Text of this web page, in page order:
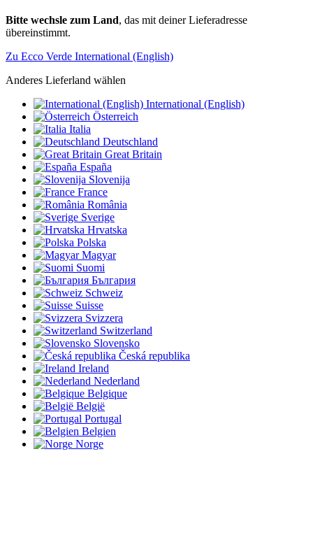
Bitte wechsle zum Land, das mit deiner Lieferadresse
übereinstimmt.
Zu Ecco Verde International (English)
Anderes Lieferland wählen
International (English)
Österreich
Italia
Deutschland
Great Britain
España
Slovenija
France
România
Sverige
Hrvatska
Polska
Magyar
Suomi
България
Schweiz
Suisse
Svizzera
Switzerland
Slovensko
Česká republika
Ireland
Nederland
Belgique
België
Portugal
Belgien
Norge